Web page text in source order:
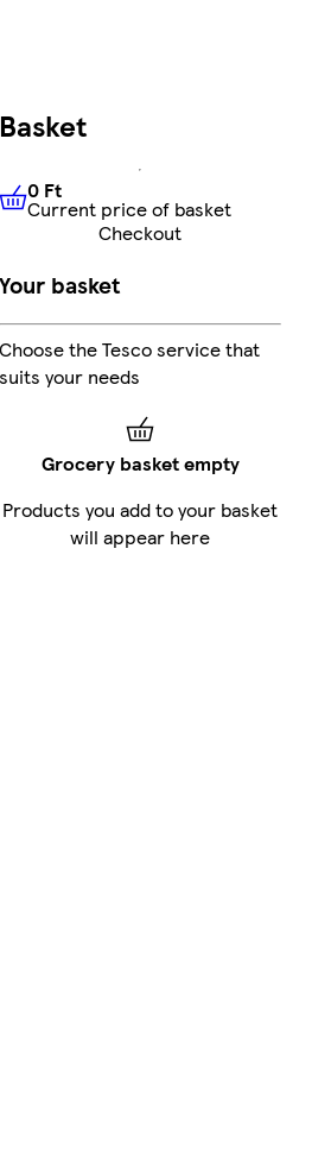
Basket
0 FtCurrent price of basket
0 Ft
Current price of basket
Checkout
Your basket
Choose the Tesco service that
suits your needs
Grocery basket empty
Products you add to your basket
will appear here